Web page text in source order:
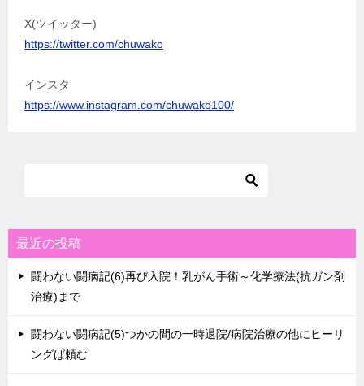
X(ツイッター)
https://twitter.com/chuwako
インスタ
https://www.instagram.com/chuwako100/
最近の投稿
闘わない闘病記(6)再び入院！乳がん手術～化学療法(抗ガン剤
治療)まで
闘わない闘病記(5)つかの間の一時退院/病院治療の他にヒーリ
ングば頼む